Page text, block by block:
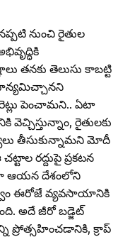
నుంచి రైతుల
తనకు తెలుసు కాబట్టి
పెంచామని.. ఏటా
వెచ్చిస్తున్నాం, రైతులకు
తీసుకున్నామని మోదీ
రద్దుపై ప్రకటన
ఆయన దేశంలోని
ఈరోజే వ్యవసాయానికి
అదే జీరో బడ్జెట్‌
క్రాప్‌